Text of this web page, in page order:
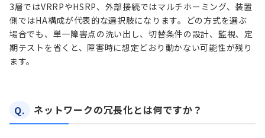
3層ではVRRPやHSRP、外部接続ではマルチホーミング、装置
側ではHA構成が代表的な選択肢になります。どの方式を選ぶ
場合でも、単一障害点の洗い出し、切替条件の設計、監視、定
期テストを省くと、障害時に想定どおり動かない可能性が残り
ます。
Q. ネットワークの冗長化とは何ですか？